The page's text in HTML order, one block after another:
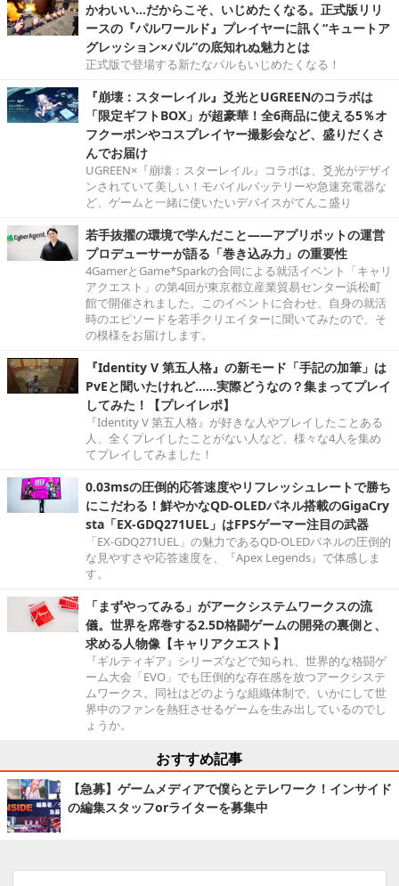
かわいい…だからこそ、いじめたくなる。正式版リリ
ースの『パルワールド』プレイヤーに訊く“キュートア
グレッション×パル”の底知れぬ魅力とは
正式版で登場する新たなパルもいじめたくなる！
『崩壊：スターレイル』爻光とUGREENのコラボは
「限定ギフトBOX」が超豪華！全6商品に使える5％オ
フクーポンやコスプレイヤー撮影会など、盛りだくさ
んでお届け
UGREEN×『崩壊：スターレイル』コラボは、爻光がデザイ
ンされていて美しい！モバイルバッテリーや急速充電器な
ど、ゲームと一緒に使いたいデバイスがてんこ盛り
若手抜擢の環境で学んだこと――アプリボットの運営
プロデューサーが語る「巻き込み力」の重要性
4GamerとGame*Sparkの合同による就活イベント「キャリ
アクエスト」の第4回が東京都立産業貿易センター浜松町
館で開催されました。このイベントに合わせ、自身の就活
時のエピソードを若手クリエイターに聞いてみたので、そ
の模様をお届けします。
『Identity V 第五人格』の新モード「手記の加筆」は
PvEと聞いたけれど……実際どうなの？集まってプレイ
してみた！【プレイレポ】
『Identity V 第五人格』が好きな人やプレイしたことある
人、全くプレイしたことがない人など、様々な4人を集め
てプレイしてみました！
0.03msの圧倒的応答速度やリフレッシュレートで勝ち
にこだわる！鮮やかなQD-OLEDパネル搭載のGigaCry
sta「EX-GDQ271UEL」はFPSゲーマー注目の武器
「EX-GDQ271UEL」の魅力であるQD-OLEDパネルの圧倒的
な見やすさや応答速度を、『Apex Legends』で体感しま
す。
「まずやってみる」がアークシステムワークスの流
儀。世界を席巻する2.5D格闘ゲームの開発の裏側と、
求める人物像【キャリアクエスト】
『ギルティギア』シリーズなどで知られ、世界的な格闘ゲ
ーム大会「EVO」でも圧倒的な存在感を放つアークシステ
ムワークス。同社はどのような組織体制で、いかにして世
界中のファンを熱狂させるゲームを生み出しているのでし
ょうか。
おすすめ記事
【急募】ゲームメディアで僕らとテレワーク！インサイド
の編集スタッフorライターを募集中